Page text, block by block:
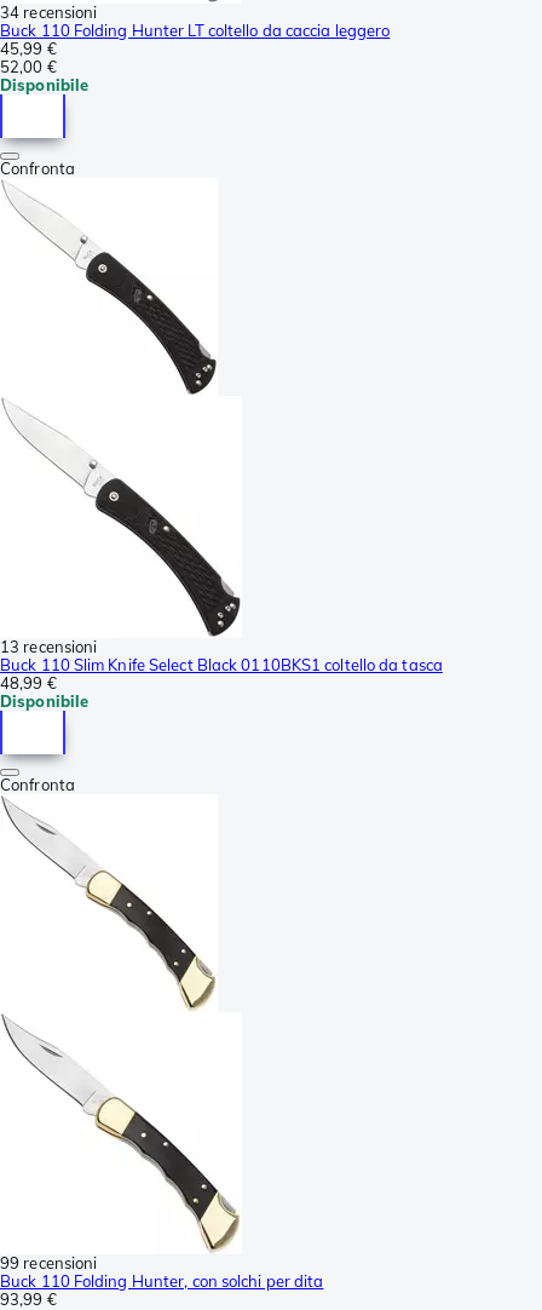
34 recensioni
Buck 110 Folding Hunter LT coltello da caccia leggero
45,99 €
52,00 €
Disponibile
Confronta
13 recensioni
Buck 110 Slim Knife Select Black 0110BKS1 coltello da tasca
48,99 €
Disponibile
Confronta
99 recensioni
Buck 110 Folding Hunter, con solchi per dita
93,99 €